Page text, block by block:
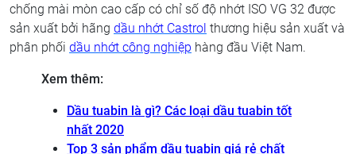
chống mài mòn cao cấp có chỉ số độ nhớt ISO VG 32 được
sản xuất bởi hãng dầu nhớt Castrol thương hiệu sản xuất và
phân phối dầu nhớt công nghiệp hàng đầu Việt Nam.
Xem thêm:
Dầu tuabin là gì? Các loại dầu tuabin tốt
nhất 2020
Top 3 sản phẩm dầu tuabin giá rẻ chất